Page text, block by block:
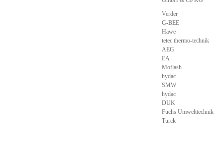
Verder
G-BEE
Hawe
tetec thermo-technik
AEG
EA
Moflash
hydac
SMW
hydac
DUK
Fuchs Umwelttechnik
Turck